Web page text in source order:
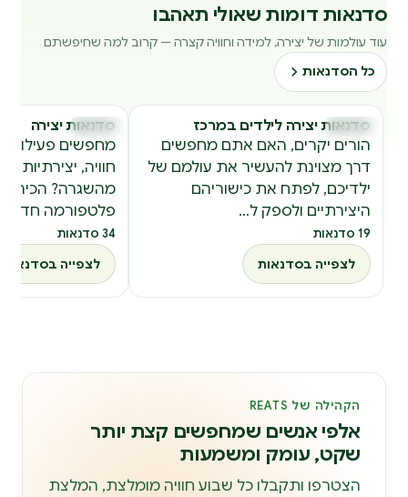
סדנאות דומות שאולי תאהבו
עוד עולמות של יצירה, למידה וחוויה קצרה — קרוב למה שחיפשתם
כל הסדנאות
סדנאות
סדנאות יצירה לילדים במרכז
הורים יקרים, האם אתם מחפשים
דרך מצוינת להעשיר את עולמם של
ילדיכם, לפתח את כישוריהם
היצירתיים ולספק ל…
19 סדנאות
לצפייה בסדנאות
סדנאות
סדנאות יצירה
מחפשים פעילות
חוויה, יצירתיות
פלטפורמה
34 סדנאות
לצפייה בסדנאות
הקהילה של REATS
אלפי אנשים שמחפשים קצת יותר
שקט, עומק ומשמעות
הצטרפו ותקבלו כל שבוע חוויה מומלצת, המלצת